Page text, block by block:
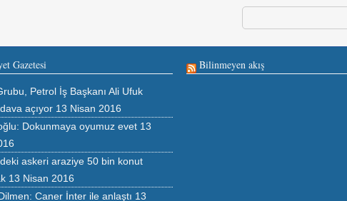
Gazetesi
Petrol İş Başkanı Ali Ufuk
açıyor 13 Nisan 2016
Dokunmaya oyumuz evet 13
askeri araziye 50 bin konut
13 Nisan 2016
Caner İnter ile anlaştı 13
Bilinmeyen akış